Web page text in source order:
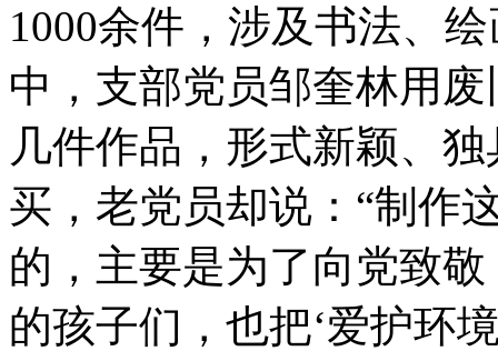
1000余件，涉及书法、
中，支部党员邹奎林用
几件作品，形式新颖、
买，老党员却说：“制作
的，主要是为了向党致
的孩子们，也把‘爱护环